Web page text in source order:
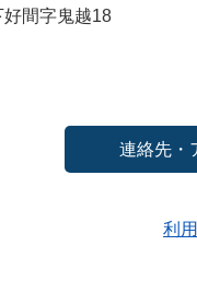
間字鬼越18
連絡先・
利